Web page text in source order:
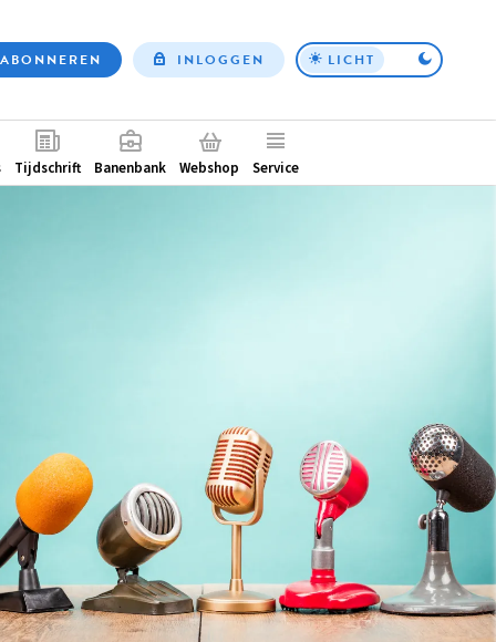
Top
ABONNEREN INLOGGEN LICHT
Tijdschrift Banenbank Webshop Service